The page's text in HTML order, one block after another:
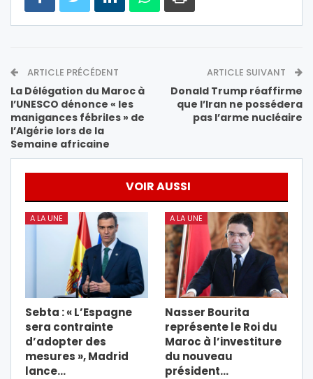
ARTICLE PRÉCÉDENT
La Délégation du Maroc à
l’UNESCO dénonce « les
manigances fébriles » de
l’Algérie lors de la
Semaine africaine
ARTICLE SUIVANT
Donald Trump réaffirme
que l’Iran ne possédera
pas l’arme nucléaire
VOIR AUSSI
A LA UNE
Sebta : « L’Espagne
sera contrainte
d’adopter des
mesures », Madrid
lance…
A LA UNE
Nasser Bourita
représente le Roi du
Maroc à l’investiture
du nouveau
président…